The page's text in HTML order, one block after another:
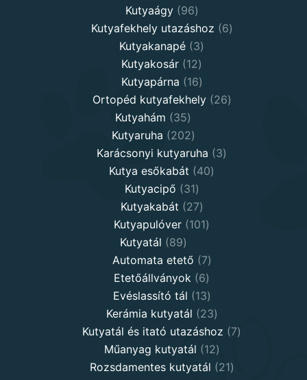
Kutyaágy 9696
products
Kutyafekhely utazáshoz 66
Kutyakanapé 33
products
Kutyakosár 1212
products
Kutyapárna 1616
products
Ortopéd kutyafekhely 2626
Kutyahám 3535
products
Kutyaruha 202202
products
Karácsonyi kutyaruha 33
Kutya esőkabát 4040
Kutyacipő 3131
products
Kutyakabát 2727
products
Kutyapulóver 101101
Kutyatál 8989
products
Automata etető 77
products
Etetőállványok 66
products
Evéslassító tál 1313
products
Kerámia kutyatál 2323
products
Kutyatál és itató utazáshoz 77
Műanyag kutyatál 1212
products
Rozsdamentes kutyatál 2121